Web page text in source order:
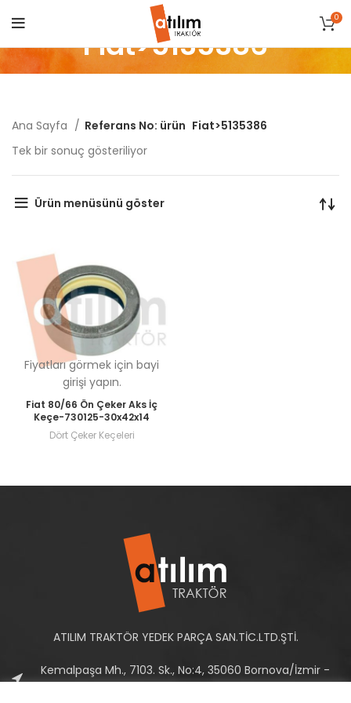
0
Fiat>5135386
Ana Sayfa Referans No: ürün Fiat>5135386
Tek bir sonuç gösteriliyor
Ürün menüsünü göster
Fiyatları görmek için bayi
girişi yapın.
Fiat 80/66 Ön Çeker Aks İç
Keçe-730125-30x42x14
Dört Çeker Keçeleri
ATILIM TRAKTÖR YEDEK PARÇA SAN.TİC.LTD.ŞTİ.
Kemalpaşa Mh., 7103. Sk., No:4, 35060 Bornova/İzmir -